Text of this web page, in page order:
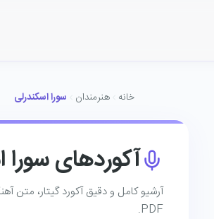
خانه هنرمندان سورا اسکندرلی
آکوردهای سورا
آرشیو کامل و دقیق آکورد گیتار، متن
PDF.